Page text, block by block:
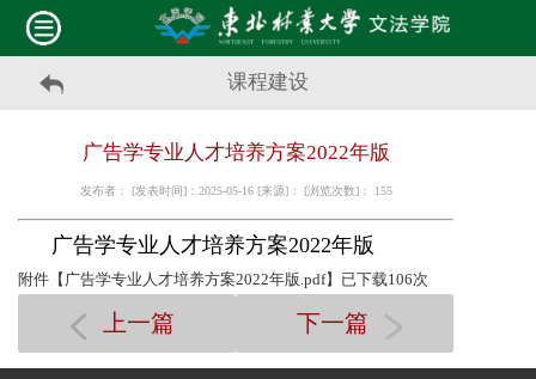
课程建设
广告学专业人才培养方案2022年版
发布者： [发表时间]：2025-05-16 [来源]： [浏览次数]： 155
广告学专业人才培养方案2022年版
附件【 广告学专业人才培养方案2022年版.pdf】已下载106次
上一篇 下一篇